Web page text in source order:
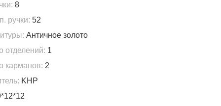
8
ручки: 52
Античное золото
отделений: 1
карманов: 2
KHP